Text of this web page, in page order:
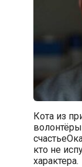
Кота из
кто не
характера.